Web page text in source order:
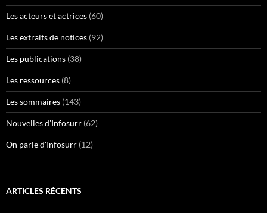
Les acteurs et actrices (60)
Les extraits de notices (92)
Les publications (38)
Les ressources (8)
Les sommaires (143)
Nouvelles d'Infosurr (62)
On parle d'Infosurr (12)
ARTICLES RÉCENTS